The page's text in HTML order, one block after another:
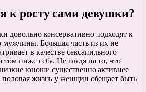
к росту сами девушки?
довольно консервативно подходят к
мужчины. Большая часть из их не
в качестве сексапильного
ниже себя. Не глядя на то, что
юноши существенно активнее
половая жизнь у женщин обещает быть